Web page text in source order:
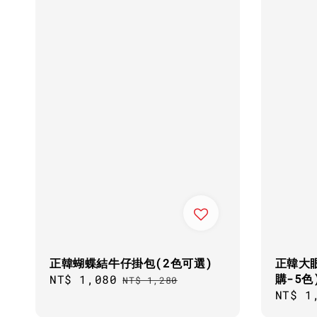
正韓蝴蝶結牛仔掛包(2色可選)
Sale
NT$ 1,080 Regular
NT$ 1,280
正韓大
購-5
NT$